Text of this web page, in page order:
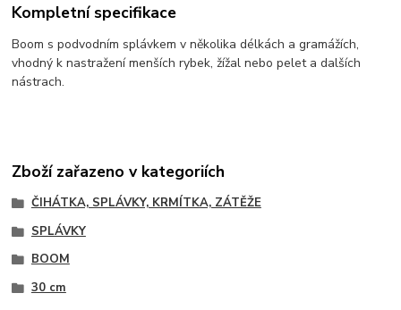
Kompletní specifikace
Boom s podvodním splávkem v několika délkách a gramážích,
vhodný k nastražení menších rybek, žížal nebo pelet a dalších
nástrach.
Zboží zařazeno v kategoriích
ČIHÁTKA, SPLÁVKY, KRMÍTKA, ZÁTĚŽE
SPLÁVKY
BOOM
30 cm